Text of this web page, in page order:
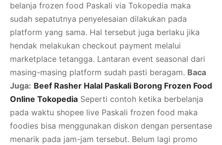
belanja frozen food Paskali via Tokopedia maka
sudah sepatutnya penyelesaian dilakukan pada
platform yang sama. Hal tersebut juga berlaku jika
hendak melakukan checkout payment melalui
marketplace tetangga. Lantaran event seasonal dari
masing-masing platform sudah pasti beragam. Baca
Juga: Beef Rasher Halal Paskali Borong Frozen Food
Online Tokopedia Seperti contoh ketika berbelanja
pada waktu shopee live Paskali frozen food maka
foodies bisa menggunakan diskon dengan persentase
menarik pada jam-jam tersebut. Belum lagi promo